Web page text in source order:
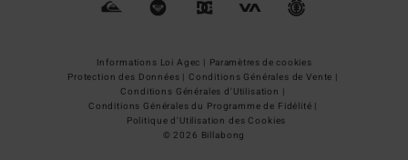
Informations Loi Agec | Paramètres de cookies
Protection des Données | Conditions Générales de Vente |
Conditions Générales d'Utilisation |
Conditions Générales du Programme de Fidélité |
Politique d'Utilisation des Cookies
© 2026 Billabong